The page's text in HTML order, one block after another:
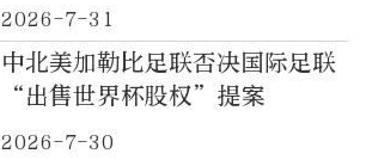
2026-7-31
中北美加勒比足联否决国际足联
“出售世界杯股权”提案
2026-7-30